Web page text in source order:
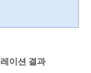
이션 결과